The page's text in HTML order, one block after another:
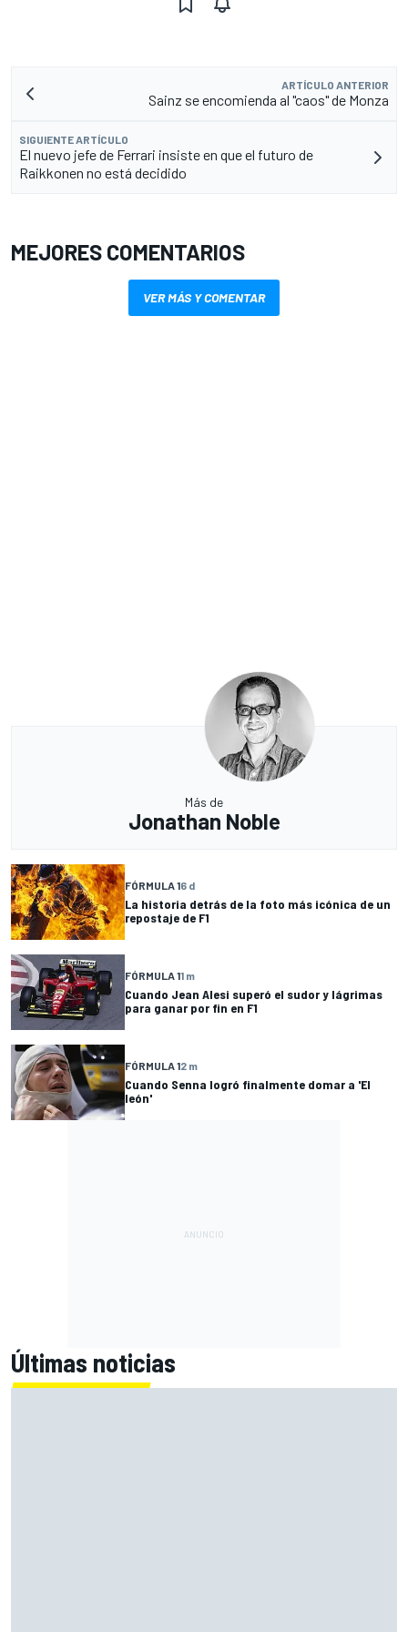
ARTÍCULO ANTERIOR
Sainz se encomienda al "caos" de Monza
SIGUIENTE ARTÍCULO
El nuevo jefe de Ferrari insiste en que el futuro de
Raikkonen no está decidido
MEJORES COMENTARIOS
VER MÁS Y COMENTAR
Más de
Jonathan Noble
FÓRMULA 16 d
La historia detrás de la foto más icónica de un
repostaje de F1
FÓRMULA 11 m
Cuando Jean Alesi superó el sudor y lágrimas
para ganar por fin en F1
FÓRMULA 12 m
Cuando Senna logró finalmente domar a 'El
león'
Últimas noticias